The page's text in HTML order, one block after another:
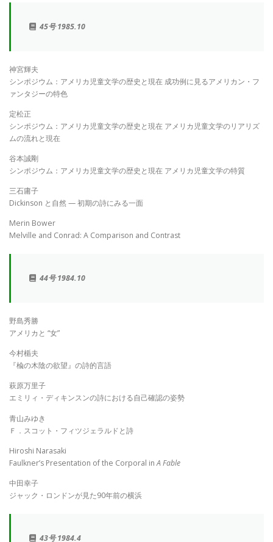
45号 1985.10
神宮輝夫
シンポジウム：アメリカ児童文学の歴史と現在 成功例に見るアメリカン・フ
ァンタジーの特色
定松正
シンポジウム：アメリカ児童文学の歴史と現在 アメリカ児童文学のリアリズ
ムの流れと現在
谷本誠剛
シンポジウム：アメリカ児童文学の歴史と現在 アメリカ児童文学の特質
三石庸子
Dickinson と自然 — 初期の詩にみる一面
Merin Bower
Melville and Conrad: A Comparison and Contrast
44号 1984.10
野島秀勝
アメリカと “女”
今村楯夫
『楡の木陰の欲望』の詩的言語
萩原万里子
エミリィ・ディキンスンの詩における自己確認の姿勢
青山みゆき
Ｆ．スコット・フィツジェラルドと詩
Hiroshi Narasaki
Faulkner’s Presentation of the Corporal inA Fable
中田幸子
ジャック・ロンドンが見た90年前の横浜
43号 1984.4